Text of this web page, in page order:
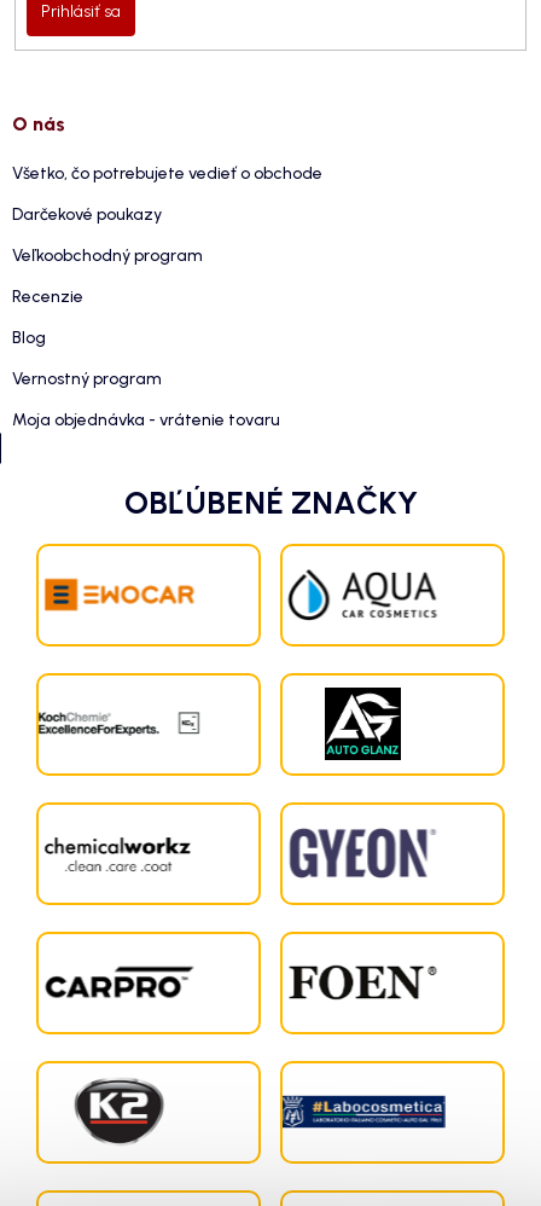
Prihlásiť sa
O nás
Všetko, čo potrebujete vedieť o obchode
Darčekové poukazy
Veľkoobchodný program
Recenzie
Blog
Vernostný program
Moja objednávka - vrátenie tovaru
OBĽÚBENÉ ZNAČKY